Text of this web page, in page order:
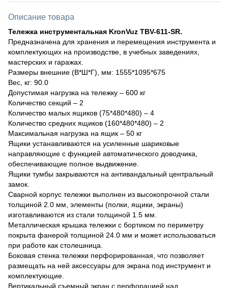
Описание товара
Тележка инструментальная KronVuz TBV-611-SR.
Предназначена для хранения и перемещения инструмента и
комплектующих на производстве, в учебных заведениях,
мастерских и гаражах.
Размеры внешние (В*Ш*Г), мм: 1555*1095*675
Вес, кг: 90.0
Допустимая нагрузка на тележку – 600 кг
Количество секций – 2
Количество малых ящиков (75*480*480) – 4
Количество средних ящиков (160*480*480) – 2
Максимальная нагрузка на ящик – 50 кг
Ящики устанавливаются на усиленные шариковые
направляющие с функцией автоматического доводчика,
обеспечивающие полное выдвижение.
Ящики тумбы закрываются на антивандальный центральный
замок.
Сварной корпус тележки выполнен из высокопрочной стали
толщиной 2.0 мм, элементы (полки, ящики, экраны)
изготавливаются из стали толщиной 1.5 мм.
Металлическая крышка тележки с бортиком по периметру
покрыта фанерой толщиной 24.0 мм и может использоваться
при работе как столешница.
Боковая стенка тележки перфорированная, что позволяет
размещать на ней аксессуары для экрана под инструмент и
комплектующие.
Вертикальный съемный экран с перфорацией над